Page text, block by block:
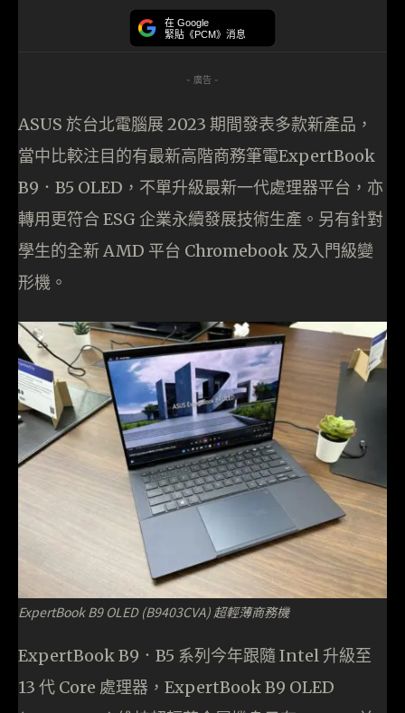
在 Google
緊貼《PCM》消息
- 廣告 -
ASUS 於台北電腦展 2023 期間發表多款新產品，
當中比較注目的有最新高階商務筆電ExpertBook
B9．B5 OLED，不單升級最新一代處理器平台，亦
轉用更符合 ESG 企業永續發展技術生產。另有針對
學生的全新 AMD 平台 Chromebook 及入門級變
形機。
ExpertBook B9 OLED (B9403CVA) 超輕薄商務機
ExpertBook B9．B5 系列今年跟隨 Intel 升級至
13 代 Core 處理器，ExpertBook B9 OLED